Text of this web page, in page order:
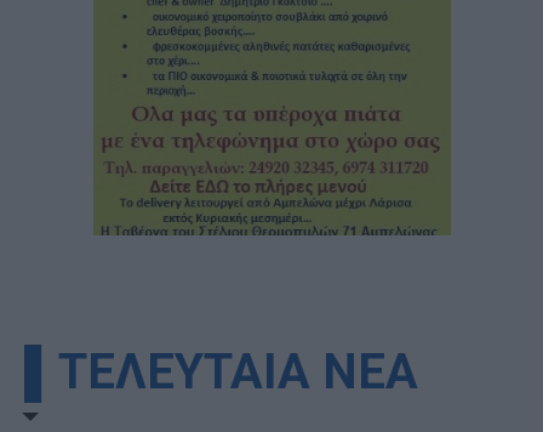
▌ΤΕΛΕΥΤΑΙΑ ΝΕΑ